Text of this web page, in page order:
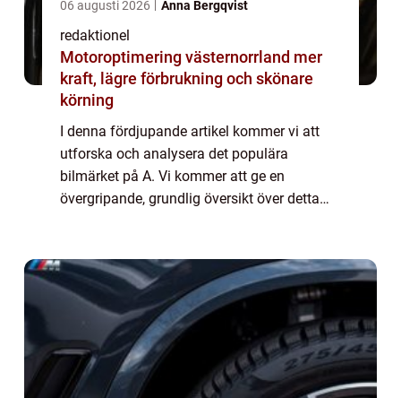
06 augusti 2026 Anna Bergqvist
redaktionel
Motoroptimering västernorrland mer
kraft, lägre förbrukning och skönare
körning
I denna fördjupande artikel kommer vi att
utforska och analysera det populära
bilmärket på A. Vi kommer att ge en
övergripande, grundlig översikt över detta
presentera kv...